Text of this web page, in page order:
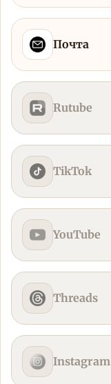
Почта
Rutube
TikTok
YouTube
Threads
Instagram